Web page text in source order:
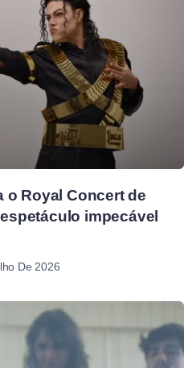
o Royal Concert de
impecável
De 2026